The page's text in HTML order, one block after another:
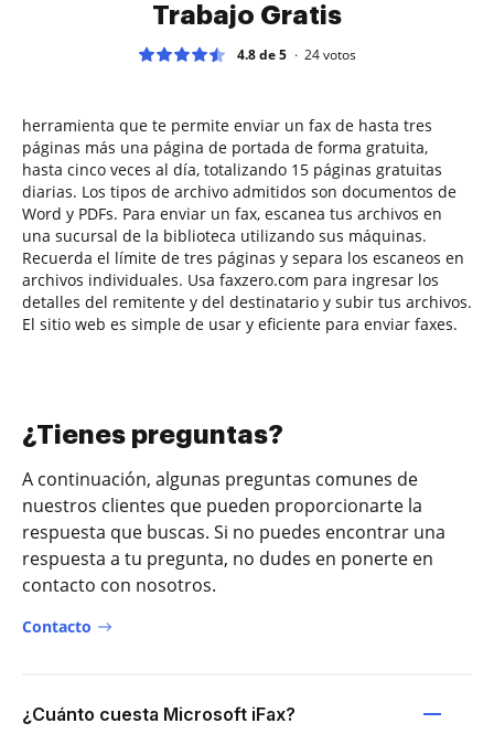
Trabajo Gratis
4.8 de 5 24votos
herramienta que te permite enviar un fax de hasta tres
páginas más una página de portada de forma gratuita,
hasta cinco veces al día, totalizando 15 páginas gratuitas
diarias. Los tipos de archivo admitidos son documentos de
Word y PDFs. Para enviar un fax, escanea tus archivos en
una sucursal de la biblioteca utilizando sus máquinas.
Recuerda el límite de tres páginas y separa los escaneos en
archivos individuales. Usa faxzero.com para ingresar los
detalles del remitente y del destinatario y subir tus archivos.
El sitio web es simple de usar y eficiente para enviar faxes.
¿Tienes preguntas?
A continuación, algunas preguntas comunes de
nuestros clientes que pueden proporcionarte la
respuesta que buscas. Si no puedes encontrar una
respuesta a tu pregunta, no dudes en ponerte en
contacto con nosotros.
Contacto
¿Cuánto cuesta Microsoft iFax?